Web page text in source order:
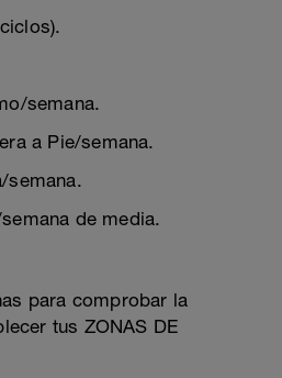
semana.
a Pie/semana.
semana.
de media.
para comprobar la
tus ZONAS DE